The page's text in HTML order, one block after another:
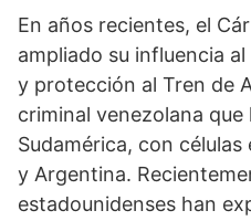
En años recientes, el
ampliado su influencia
y protección al Tren de
criminal venezolana que
Sudamérica, con
y Argentina.
estadounidenses han